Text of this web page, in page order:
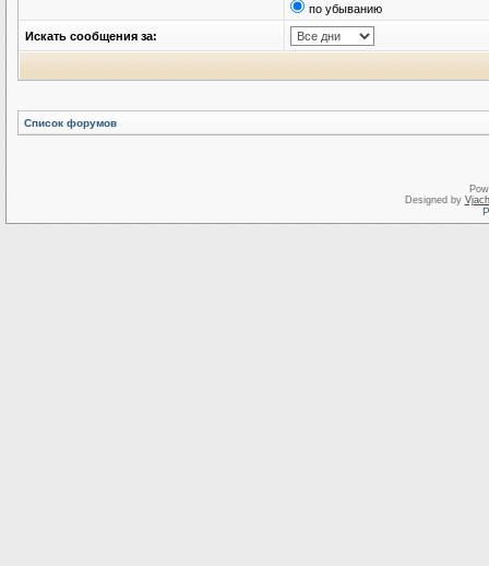
по убыванию
Искать сообщения за:
Список форумов
Designed by